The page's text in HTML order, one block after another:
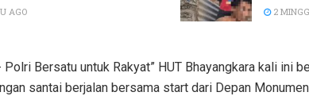
AGO 2
Polri Bersatu untuk Rakyat” HUT Bhayangkara kali ini
santai berjalan bersama start dari Depan